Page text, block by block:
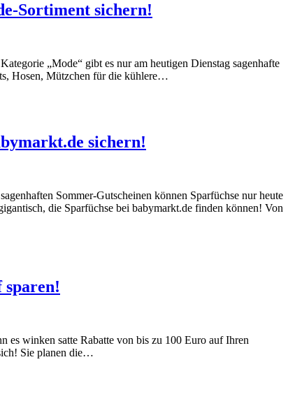
Sortiment sichern!
„Mode“ gibt es nur am heutigen Dienstag sagenhafte
Hosen, Mützchen für die kühlere…
sichern!
Sommer-Gutscheinen können Sparfüchse nur heute
die Sparfüchse bei babymarkt.de finden können! Von
es winken satte Rabatte von bis zu 100 Euro auf Ihren
Sie planen die…